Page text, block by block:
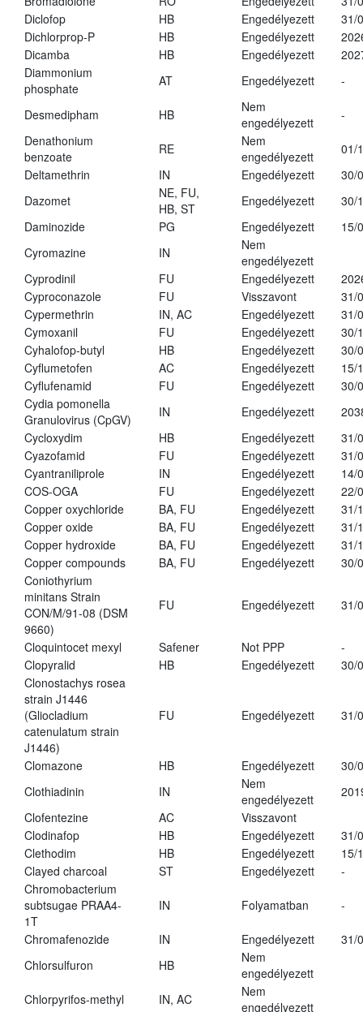
Diclofop
HB Engedélyezett
31/
Dichlorprop-P
HB Engedélyezett
Dicamba
HB Engedélyezett
Diammonium
phosphate
AT Engedélyezett -
Desmedipham HB
Nem
engedélyezett
-
Denathonium
benzoate
RE
Nem
engedélyezett
01/
Deltamethrin
IN Engedélyezett
30/
Dazomet
NE, FU,
HB, ST
Engedélyezett
30/
Daminozide
PG Engedélyezett
15/
Cyromazine
IN
Nem
engedélyezett
Cyprodinil
FU Engedélyezett
Cyproconazole
FU Visszavont
31/
Cypermethrin
IN, AC Engedélyezett
31/
Cymoxanil
FU Engedélyezett
30/
Cyhalofop-butyl
HB Engedélyezett
30/
Cyflumetofen
AC Engedélyezett
15/
Cyflufenamid
FU Engedélyezett
30/
Cydia pomonella
Granulovirus (CpGV)
IN Engedélyezett
Cycloxydim
HB Engedélyezett
31/
Cyazofamid
FU Engedélyezett
31/
Cyantraniliprole
IN Engedélyezett
14/
COS-OGA
FU Engedélyezett
22/
Copper oxychloride
BA, FU Engedélyezett
31/
Copper oxide
BA, FU Engedélyezett
31/
Copper hydroxide
BA, FU Engedélyezett
31/
Copper compounds
BA, FU Engedélyezett
30/
Coniothyrium
minitans Strain
CON/M/91-08 (DSM
9660)
FU Engedélyezett 31/
Cloquintocet mexyl Safener Not PPP
-
Clopyralid
HB Engedélyezett
30/
Clonostachys rosea
strain J1446
(Gliocladium
catenulatum strain
J1446)
FU Engedélyezett 31/
Clomazone HB Engedélyezett
30/
Clothiadinin
IN
Nem
engedélyezett
Clofentezine
AC
Visszavont
Clodinafop
HB Engedélyezett
31/
Clethodim
HB Engedélyezett
15/
Clayed charcoal
ST Engedélyezett
-
Chromobacterium
subtsugae PRAA4-
1T
IN Folyamatban -
Chromafenozide IN Engedélyezett
31/
Chlorsulfuron
HB
Nem
engedélyezett
Chlorpyrifos-methyl
IN, AC
Nem
engedélyezett